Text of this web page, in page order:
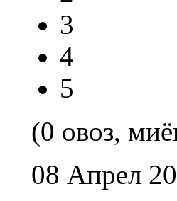
3
4
5
(0 овоз,
08 Апрел